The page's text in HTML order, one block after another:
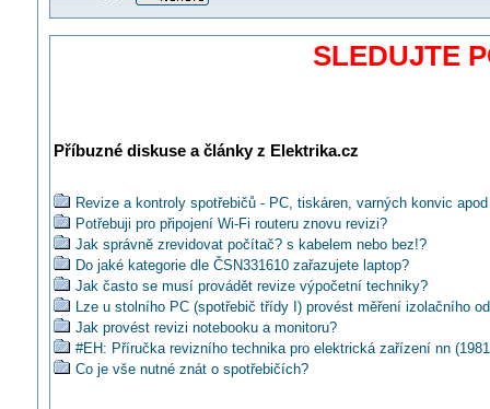
SLEDUJTE
Příbuzné diskuse a články z Elektrika.cz
Revize a kontroly spotřebičů - PC, tiskáren, varných konvic apod
Potřebuji pro připojení Wi-Fi routeru znovu revizi?
Jak správně zrevidovat počítač? s kabelem nebo bez!?
Do jaké kategorie dle ČSN331610 zařazujete laptop?
Jak často se musí provádět revize výpočetní techniky?
Lze u stolního PC (spotřebič třídy I) provést měření izolačního
Jak provést revizi notebooku a monitoru?
#EH: Příručka revizního technika pro elektrická zařízení nn
Co je vše nutné znát o spotřebičích?